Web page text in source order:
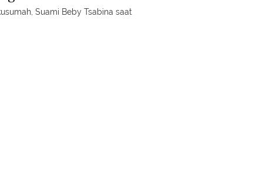
Presiden
Suami Beby Tsabina saat